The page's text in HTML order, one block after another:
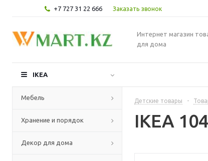
+7 727 31 22 666 Заказать звонок
Интернет магазин
для дома
IKEA
Мебель
Хранение и порядок
Декор для дома
Детские товары -
IKEA